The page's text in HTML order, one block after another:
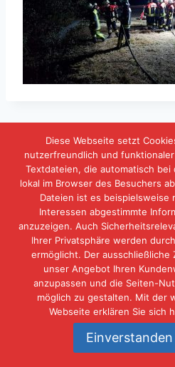
IMPRESSUM
© 2026 Freiwillige
Diese Webseite setzt
nutzerfreundlich und
Textdateien, die automatisch
lokal im Browser des Besuchers
Dateien ist es beispielsweise
Interessen abgestimmte
anzuzeigen. Auch
Ihrer Privatsphäre werden
ermöglicht. Der
unser Angebot Ihren
anzupassen und die Seiten-
möglich zu gestalten. Mit der
Webseite erklären Sie sich
Einverstanden